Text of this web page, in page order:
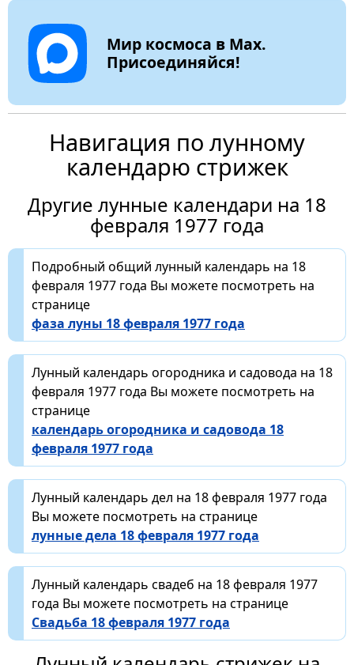
Мир космоса в Max.
Присоединяйся!
Навигация по лунному
календарю стрижек
Другие лунные календари на 18
февраля 1977 года
Подробный общий лунный календарь на 18
февраля 1977 года Вы можете посмотреть на
странице
фаза луны 18 февраля 1977 года
Лунный календарь огородника и садовода на 18
февраля 1977 года Вы можете посмотреть на
странице
календарь огородника и садовода 18
февраля 1977 года
Лунный календарь дел на 18 февраля 1977 года
Вы можете посмотреть на странице
лунные дела 18 февраля 1977 года
Лунный календарь свадеб на 18 февраля 1977
года Вы можете посмотреть на странице
Свадьба 18 февраля 1977 года